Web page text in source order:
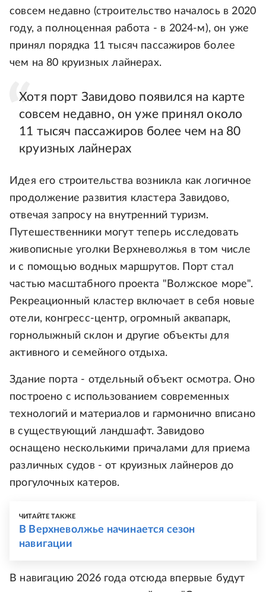
совсем недавно (строительство началось в 2020
году, а полноценная работа - в 2024-м), он уже
принял порядка 11 тысяч пассажиров более
чем на 80 круизных лайнерах.
Хотя порт Завидово появился на карте
совсем недавно, он уже принял около
11 тысяч пассажиров более чем на 80
круизных лайнерах
Идея его строительства возникла как логичное
продолжение развития кластера Завидово,
отвечая запросу на внутренний туризм.
Путешественники могут теперь исследовать
живописные уголки Верхневолжья в том числе
и с помощью водных маршрутов. Порт стал
частью масштабного проекта "Волжское море".
Рекреационный кластер включает в себя новые
отели, конгресс-центр, огромный аквапарк,
горнолыжный склон и другие объекты для
активного и семейного отдыха.
Здание порта - отдельный объект осмотра. Оно
построено с использованием современных
технологий и материалов и гармонично вписано
в существующий ландшафт. Завидово
оснащено несколькими причалами для приема
различных судов - от круизных лайнеров до
прогулочных катеров.
ЧИТАЙТЕ ТАКЖЕ
В Верхневолжье начинается сезон
навигации
В навигацию 2026 года отсюда впервые будут